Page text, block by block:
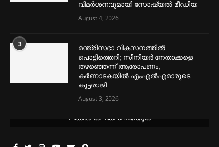
വിമര്‍ശനവുമായി സോഷ്യല്‍ മീഡിയ
August 4, 2026
3
മന്ത്രിസഭാ വികസനത്തിൽ
പൊട്ടിത്തെറി; സീനിയർ നേതാക്കളെ
തഴഞ്ഞെന്ന് ആരോപണം,
കർണാടകയിൽ എംഎൽഎമാരുടെ
കൂട്ടരാജി
August 3, 2026
ലിങ്കിൽ ക്ലിക്ക് ചെയ്യുക